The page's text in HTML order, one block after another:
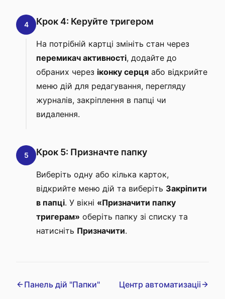
4 Крок 4: Керуйте тригером
На потрібній картці змініть стан через
перемикач активності, додайте до
обраних через іконку серця або відкрийте
меню дій для редагування, перегляду
журналів, закріплення в папці чи
видалення.
5 Крок 5: Призначте папку
Виберіть одну або кілька карток,
відкрийте меню дій та виберіть Закріпити
в папці. У вікні «Призначити папку
тригерам» оберіть папку зі списку та
натисніть Призначити.
Панель дій "Папки" Центр автоматизаціі